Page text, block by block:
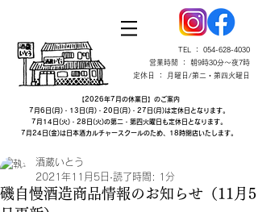
TEL ： 054-628-4030
営業時間 ： 朝9時30分～夜7時
定休日 ： 月曜日/第二・第四火曜日
【2026年7月の休業日】のご案内
7月6日(月)・13日(月)・20日(月)・27日(月)は定休日となります。
7月14日(火)・28日(火)の第二・第四火曜日も定休日となります。
7月24日(金)は日本酒カルチャースクールのため、18時閉店いたします。
磯自慢酒造商品情報のお知らせ​（11月5
酒蔵いとう
2021年11月5日 読了時間: 1分